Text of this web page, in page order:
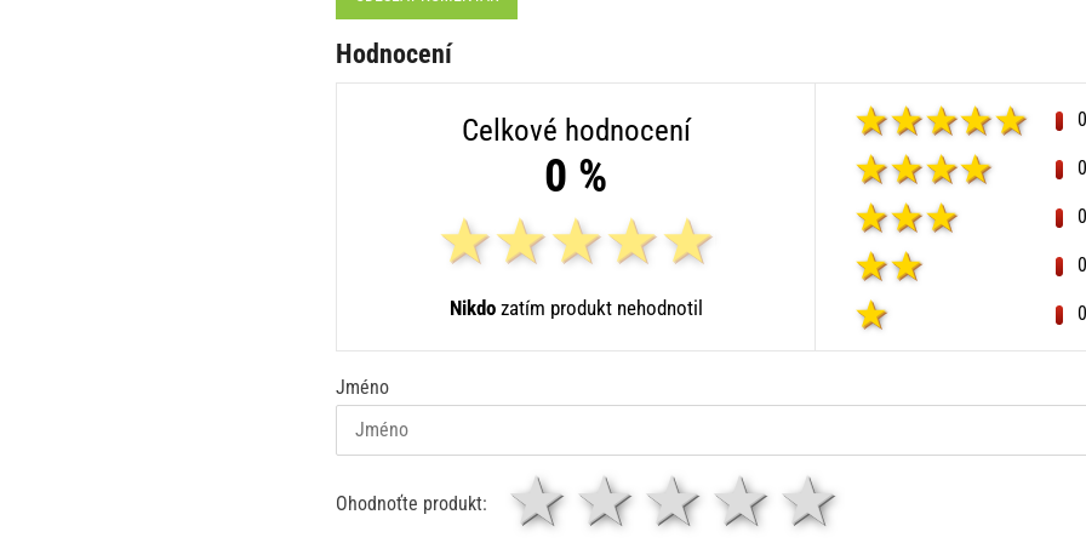
Hodnocení
Celkové hodnocení
0 %
Nikdozatím produkt nehodnotil
Jméno
Ohodnoťte produkt: 4 hvězdy
3 hvězdy
2 hvězdy
1 hvězda